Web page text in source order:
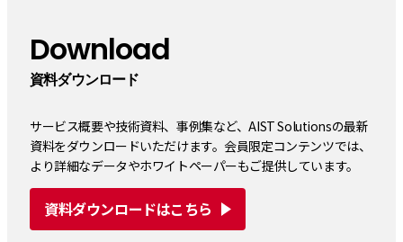
Download
資料ダウンロード
サービス概要や技術資料、事例集など、AIST Solutionsの最新
資料をダウンロードいただけます。会員限定コンテンツでは、
より詳細なデータやホワイトペーパーもご提供しています。
資料ダウンロードはこちら